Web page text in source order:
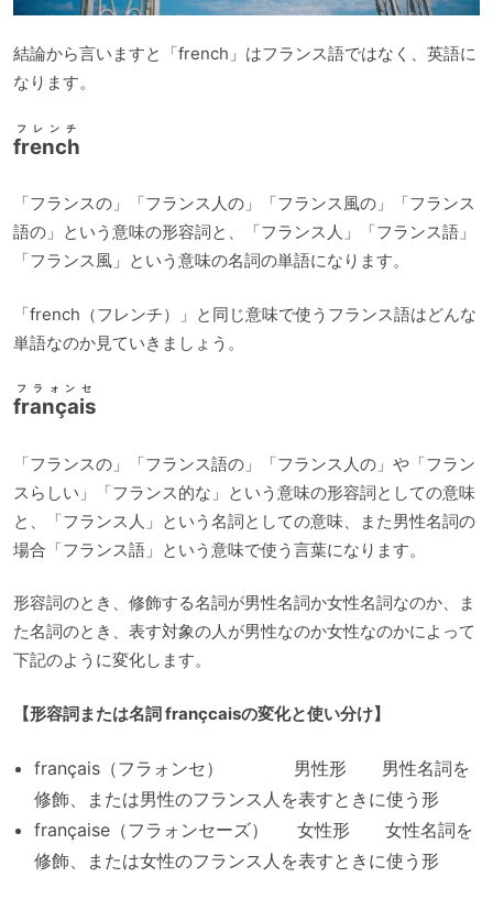
結論から言いますと「french」はフランス語ではなく、英語に
なります。
french
フレンチ
「フランスの」「フランス人の」「フランス風の」「フランス
語の」という意味の形容詞と、「フランス人」「フランス語」
「フランス風」という意味の名詞の単語になります。
「french（フレンチ）」と同じ意味で使うフランス語はどんな
単語なのか見ていきましょう。
français
フラォンセ
「フランスの」「フランス語の」「フランス人の」や「フラン
スらしい」「フランス的な」という意味の形容詞としての意味
と、「フランス人」という名詞としての意味、また男性名詞の
場合「フランス語」という意味で使う言葉になります。
形容詞のとき、修飾する名詞が男性名詞か女性名詞なのか、ま
た名詞のとき、表す対象の人が男性なのか女性なのかによって
下記のように変化します。
【形容詞または名詞 françcaisの変化と使い分け】
français（フラォンセ） 男性形 男性名詞を
修飾、または男性のフランス人を表すときに使う形
française（フラォンセーズ） 女性形 女性名詞を
修飾、または女性のフランス人を表すときに使う形